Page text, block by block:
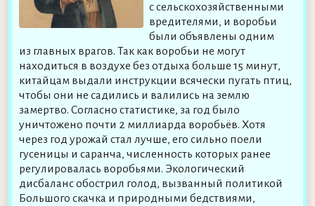
с сельскохозяйственными
вредителями, и воробьи
были объявлены одним
из главных врагов. Так как воробьи не могут
находиться в воздухе без отдыха больше 15 минут,
китайцам выдали инструкции всячески пугать птиц,
чтобы они не садились и валились на землю
замертво. Согласно статистике, за год было
уничтожено почти 2 миллиарда воробьёв. Хотя
через год урожай стал лучше, его сильно поели
гусеницы и саранча, численность которых ранее
регулировалась воробьями. Экологический
дисбаланс обострил голод, вызванный политикой
Большого скачка и природными бедствиями,